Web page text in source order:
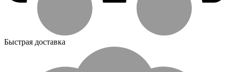
Быстрая доставка